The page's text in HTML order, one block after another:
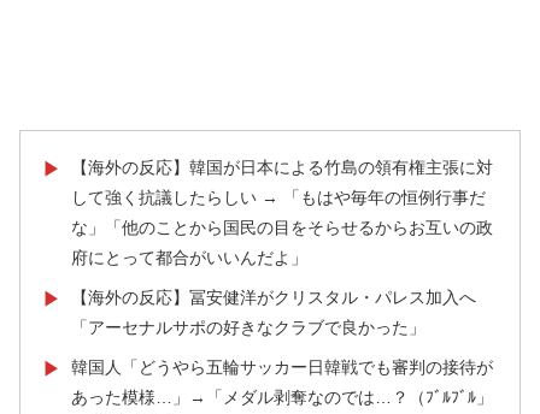
▶
【海外の反応】韓国が日本による竹島の領有権主張に対
して強く抗議したらしい → 「もはや毎年の恒例行事だ
な」「他のことから国民の目をそらせるからお互いの政
府にとって都合がいいんだよ」
▶
【海外の反応】冨安健洋がクリスタル・パレス加入へ
「アーセナルサポの好きなクラブで良かった」
▶
韓国人「どうやら五輪サッカー日韓戦でも審判の接待が
あった模様…」→「メダル剥奪なのでは…？（ﾌﾞﾙﾌﾞﾙ」